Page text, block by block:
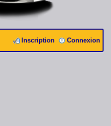
Connexion
Inscription